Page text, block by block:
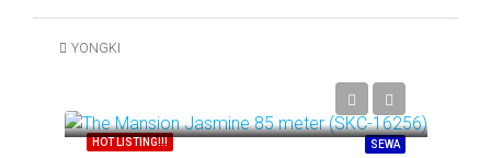
YONGKI
HOT LISTING!!! SEWA